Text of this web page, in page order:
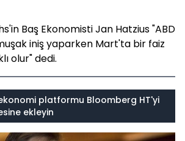
Baş Ekonomisti Jan Hatzius "ABD
iniş yaparken Mart'ta bir faiz
olur" dedi.
platformu Bloomberg HT'yi
ekleyin